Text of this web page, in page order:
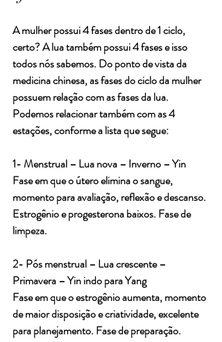
A mulher possui 4 fases dentro de 1 ciclo,
certo? A lua também possui 4 fases e isso
todos nós sabemos. Do ponto de vista da
medicina chinesa, as fases do ciclo da mulher
possuem relação com as fases da lua.
Podemos relacionar também com as 4
estações, conforme a lista que segue:
1- Menstrual – Lua nova – Inverno – Yin
Fase em que o útero elimina o sangue,
momento para avaliação, reflexão e descanso.
Estrogênio e progesterona baixos. Fase de
limpeza.
2- Pós menstrual – Lua crescente –
Primavera – Yin indo para Yang
Fase em que o estrogênio aumenta, momento
de maior disposição e criatividade, excelente
para planejamento. Fase de preparação.